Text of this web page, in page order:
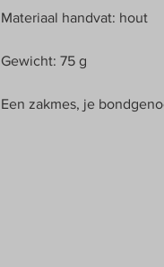
Materiaal handvat: hout
Gewicht: 75 g
Een zakmes, je